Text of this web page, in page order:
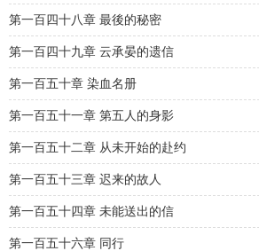
第一百四十八章 最後的秘密
第一百四十九章 云承晏的遗信
第一百五十章 染血名册
第一百五十一章 第五人的身影
第一百五十二章 从未开始的赴约
第一百五十三章 迟来的故人
第一百五十四章 未能送出的信
第一百五十六章 同行